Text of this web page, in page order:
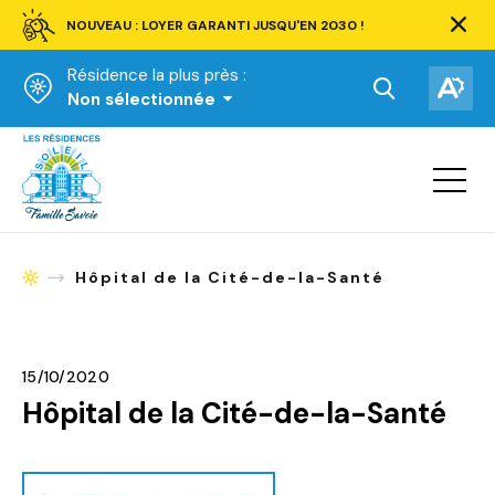
NOUVEAU : LOYER GARANTI JUSQU'EN 2030 !
barre
Résidence la plus près :
Non sélectionnée
Ouvrir
la
recherche.
la
Accueil
Ouvrir
la
AccueilHôpital de la Cité-de-la-Santé
15/10/2020
Hôpital de la Cité-de-la-Santé